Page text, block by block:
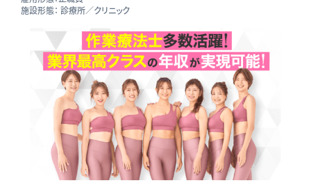
施設形態： 診療所／クリニック